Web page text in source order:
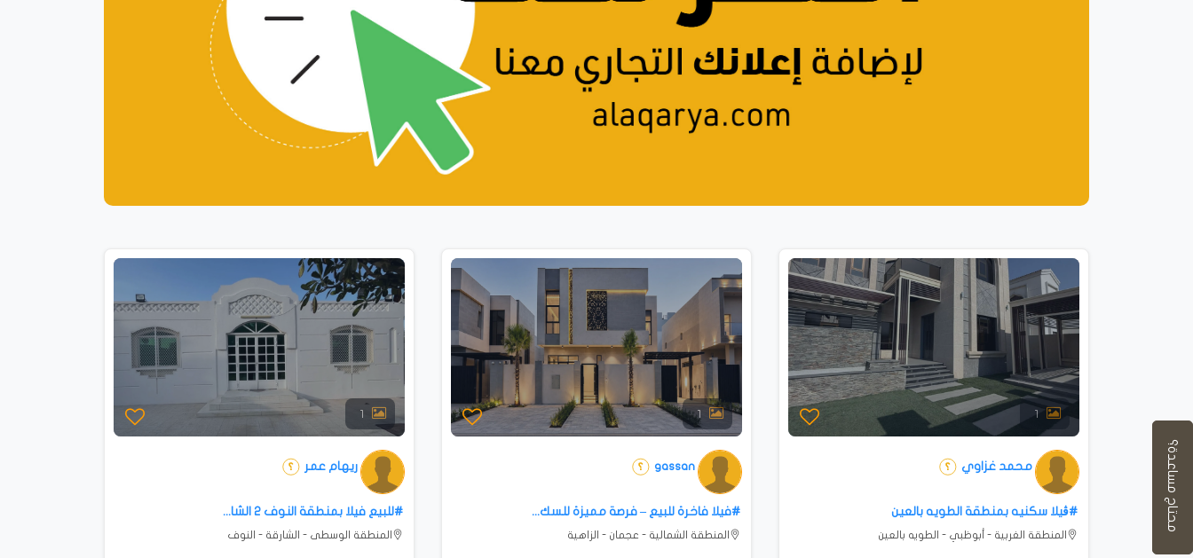
محمد غزاوي
#ڤيلا سكنيه بمنطقة الطويه بالعين
المنطقة الغربية - أبوظبي - الطويه بالعين
1
gassan
#فيلا فاخرة للبيع – فرصة مميزة للسك...
المنطقة الشمالية - عجمان - الزاهية
ريهام عمر
#للبيع فيلا بمنطقة النوف ⁦⁦2⁩⁩ الشا...
المنطقة الوسطى - الشارقة - النوف محتاج مساعدة؟